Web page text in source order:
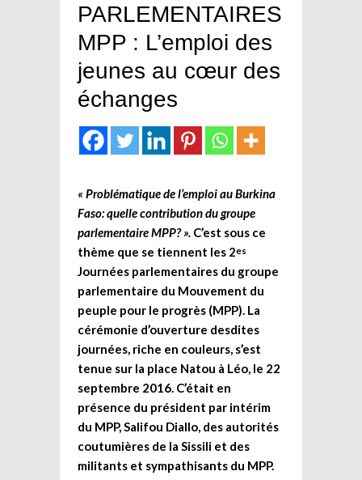
PARLEMENTAIRES
MPP : L’emploi des
jeunes au cœur des
échanges
« Problématique de l’emploi au Burkina
Faso: quelle contribution du groupe
parlementaire MPP? ». C’est sous ce
thème que se tiennent les 2es
Journées parlementaires du groupe
parlementaire du Mouvement du
peuple pour le progrès (MPP). La
cérémonie d’ouverture desdites
journées, riche en couleurs, s’est
tenue sur la place Natou à Léo, le 22
septembre 2016. C’était en
présence du président par intérim
du MPP, Salifou Diallo, des autorités
coutumières de la Sissili et des
militants et sympathisants du MPP.